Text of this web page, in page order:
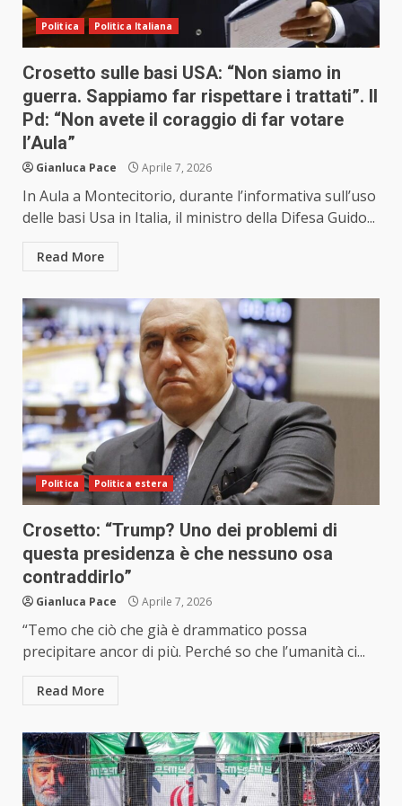
Politica Politica Italiana
Crosetto sulle basi USA: “Non siamo in
guerra. Sappiamo far rispettare i trattati”. Il
Pd: “Non avete il coraggio di far votare
l’Aula”
Gianluca Pace Aprile 7, 2026
In Aula a Montecitorio, durante l’informativa sull’uso
delle basi Usa in Italia, il ministro della Difesa Guido...
Read More
Politica Politica estera
Crosetto: “Trump? Uno dei problemi di
questa presidenza è che nessuno osa
contraddirlo”
Gianluca Pace Aprile 7, 2026
“Temo che ciò che già è drammatico possa
precipitare ancor di più. Perché so che l’umanità ci...
Read More